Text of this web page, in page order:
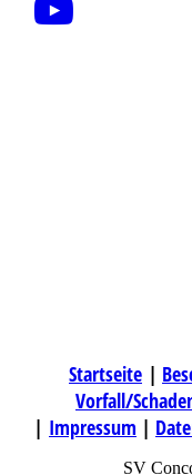
Startseite |
Vorfall/
| Impressum |
SV